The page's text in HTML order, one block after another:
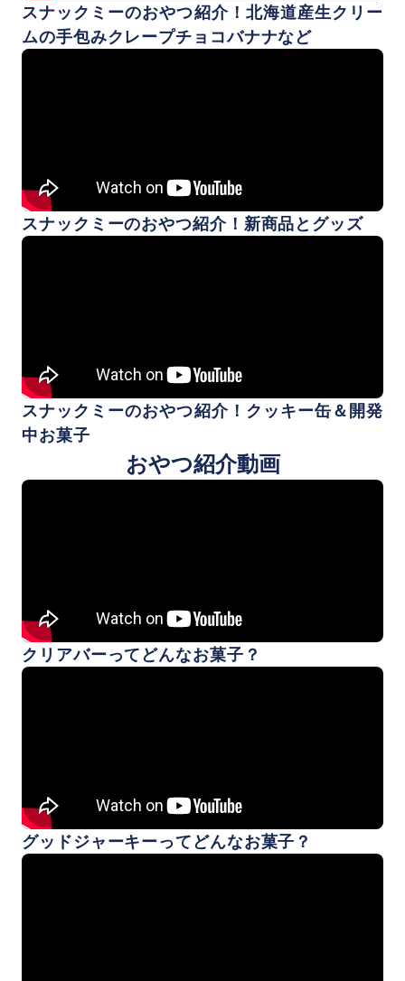
スナックミーのおやつ紹介！北海道産生クリー
ムの手包みクレープチョコバナナなど
スナックミーのおやつ紹介！新商品とグッズ
スナックミーのおやつ紹介！クッキー缶＆開発
中お菓子
おやつ紹介動画
クリアバーってどんなお菓子？
グッドジャーキーってどんなお菓子？